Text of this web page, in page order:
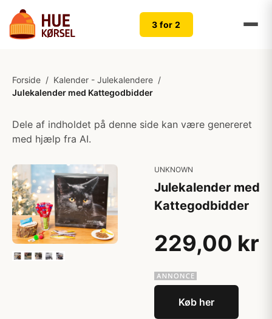
3 for 2
Forside / Kalender - Julekalendere /
Julekalender med Kattegodbidder
Dele af indholdet på denne side kan være genereret
med hjælp fra AI.
UNKNOWN
Julekalender med
Kattegodbidder
229,00 kr
Køb her